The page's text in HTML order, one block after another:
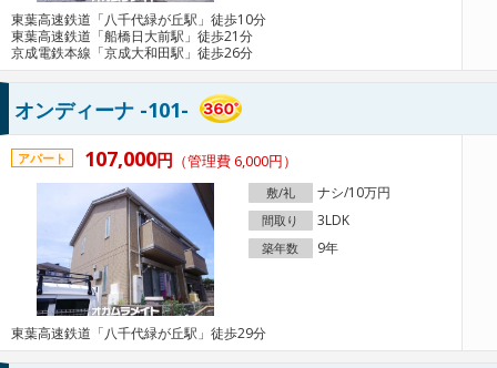
東葉高速鉄道「八千代緑が丘駅」徒歩10分
東葉高速鉄道「船橋日大前駅」徒歩21分
京成電鉄本線「京成大和田駅」徒歩26分
オンディーナ -101-
アパート 107,000円 （管理費 6,000円）
敷/礼 ナシ/10万円
間取り 3LDK
築年数 9年
東葉高速鉄道「八千代緑が丘駅」徒歩29分